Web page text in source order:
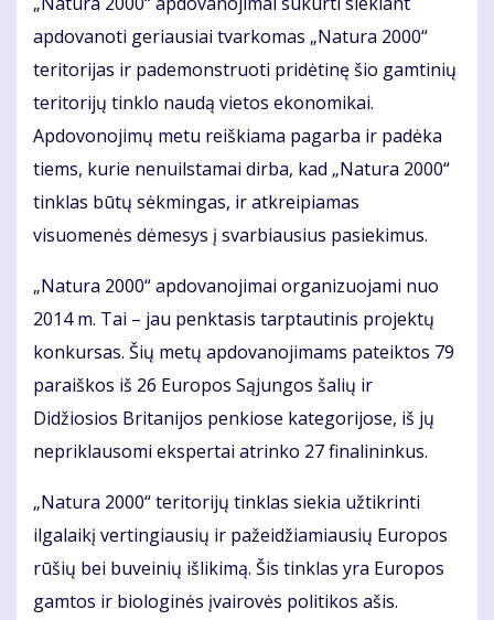
apdovanoti geriausiai tvarkomas „Natura 2000“
teritorijas ir pademonstruoti pridėtinę šio gamtinių
teritorijų tinklo naudą vietos ekonomikai.
Apdovonojimų metu reiškiama pagarba ir padėka
tiems, kurie nenuilstamai dirba, kad „Natura 2000“
tinklas būtų sėkmingas, ir atkreipiamas
visuomenės dėmesys į svarbiausius pasiekimus.
„Natura 2000“ apdovanojimai organizuojami nuo
2014 m. Tai – jau penktasis tarptautinis projektų
konkursas. Šių metų apdovanojimams pateiktos 79
paraiškos iš 26 Europos Sąjungos šalių ir
Didžiosios Britanijos penkiose kategorijose, iš jų
nepriklausomi ekspertai atrinko 27 finalininkus.
„Natura 2000“ teritorijų tinklas siekia užtikrinti
ilgalaikį vertingiausių ir pažeidžiamiausių Europos
rūšių bei buveinių išlikimą. Šis tinklas yra Europos
gamtos ir biologinės įvairovės politikos ašis.